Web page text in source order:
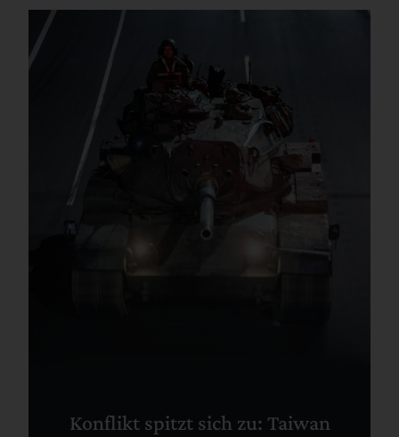
Konflikt spitzt sich zu: Taiwan